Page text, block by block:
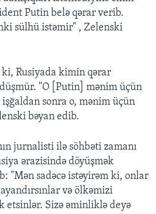
Putin belə qərar verib.
sülhü istəmir" , Zelenski
Rusiyada kimin qərar
"O [Putin] mənim üçün
sonra o, mənim üçün
bəyan edib.
jurnalisti ilə söhbəti zamanı
ərazisində döyüşmək
"Mən sadəcə istəyirəm ki, onlar
və ölkəmizi
etsinlər. Sizə əminliklə deyə